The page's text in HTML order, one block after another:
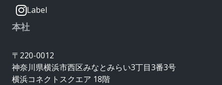
Label
本社
〒220-0012
神奈川県横浜市西区みなとみらい3丁目3番3号
横浜コネクトスクエア 18階